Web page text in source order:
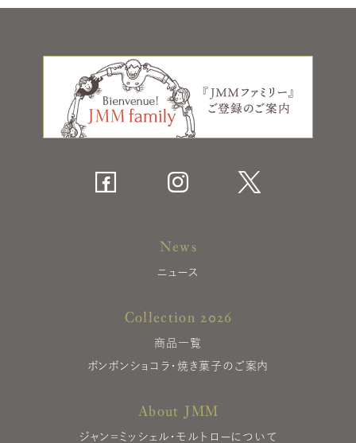
News
ニュース
Collection 2026
商品一覧
ボンボンショコラ・焼き菓子のご案内
About JMM
ジャン＝ミッシェル・モルトローについて